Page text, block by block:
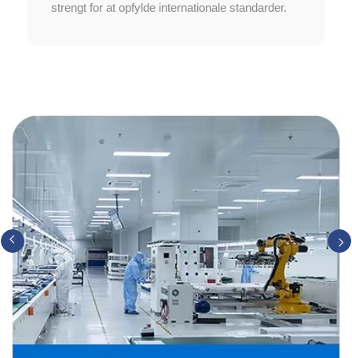
strengt for at opfylde internationale standarder.